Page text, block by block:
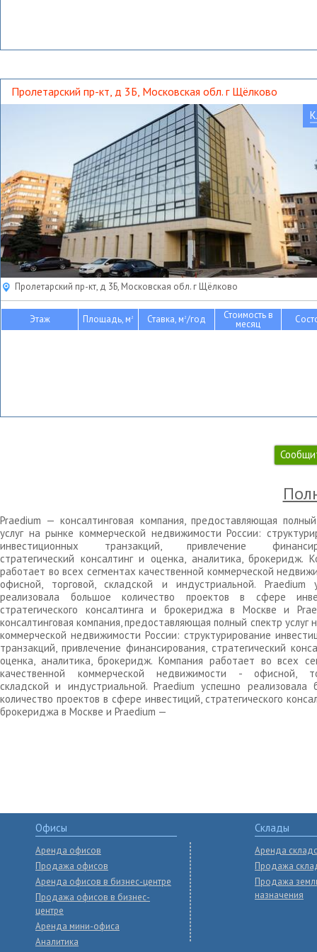
Пролетарский пр-кт, д 3Б, Московская обл. г Щёлково
Пролетарский пр-кт, д 3Б, Московская обл. г Щёлково
Этаж Площадь, м2 Ставка, м2/год Стоимость в
месяц
Praedium — консалтинговая компания, предоставляющая
услуг на рынке коммерческой недвижимости России:
инвестиционных транзакций, привлечение
стратегический консалтинг и оценка, аналитика, брокеридж.
работает во всех сегментах качественной коммерческой
офисной, торговой, складской и индустриальной. Praedium
реализовала большое количество проектов в сфере
стратегического консалтинга и брокериджа в Москве и
консалтинговая компания, предоставляющая полный спектр услуг
коммерческой недвижимости России: структурирование
транзакций, привлечение финансирования, стратегический
оценка, аналитика, брокеридж. Компания работает во всех
качественной коммерческой недвижимости - офисной,
складской и индустриальной. Praedium успешно реализовала
количество проектов в сфере инвестиций, стратегического
брокериджа в Москве и Praedium —
Офисы
Аренда офисов
Продажа офисов
Аренда офисов в бизнес-центре
Продажа офисов в бизнес-
центре
Аренда мини-офиса
Аналитика
Склады
Аренда
Продажа
Продажа
назначения